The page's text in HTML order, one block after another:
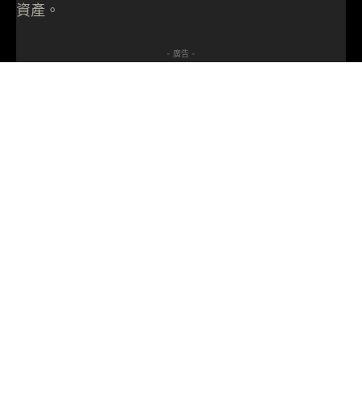
資產。
- 廣告 -